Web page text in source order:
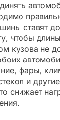
ставят
чтобы
кузова не
фары,
и
снижает